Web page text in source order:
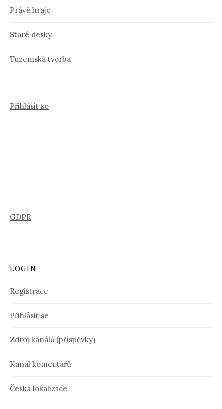
Právě hraje
Staré desky
Tuzemská tvorba
Přihlásit se
GDPR
LOGIN
Registrace
Přihlásit se
Zdroj kanálů (příspěvky)
Kanál komentářů
Česká lokalizace